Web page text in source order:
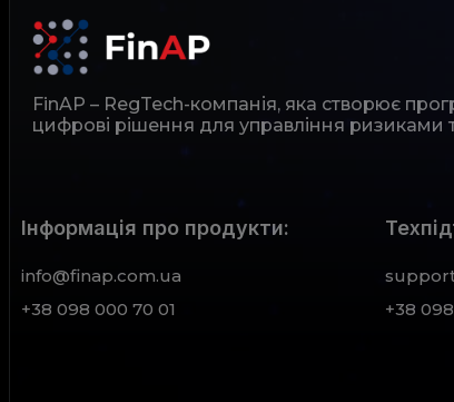
FinAP – RegTech-компанія, яка створює
цифрові рішення для управління ризиками
Інформація про продукти:
info@finap.com.ua
+38 098 000 70 01
+38